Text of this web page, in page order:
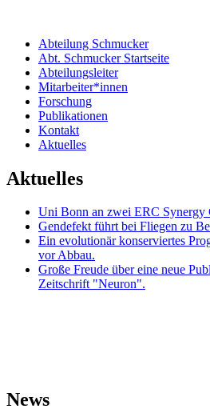
Abteilung Schmucker
Abt. Schmucker Startseite
Abteilungsleiter
Mitarbeiter*innen
Forschung
Publikationen
Kontakt
Aktuelles
Aktuelles
Uni Bonn an zwei ERC Synergy
Gendefekt führt bei Fliegen zu
Ein evolutionär konserviertes
vor Abbau.
Große Freude über eine neue
Zeitschrift "Neuron".
News